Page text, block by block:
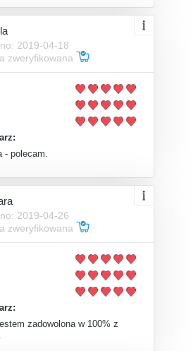
2019-04-18
zweryfikowana
- polecam.
2019-04-26
zweryfikowana
zadowolona w 100% z